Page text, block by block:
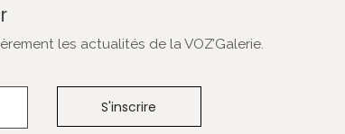
les actualités de la VOZ’Galerie.